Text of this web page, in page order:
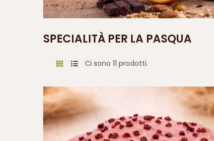
SPECIALITÀ PER LA PASQUA
Ci sono 11 prodotti.